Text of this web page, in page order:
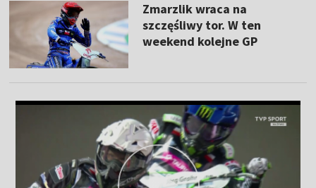
Zmarzlik wraca na
szczęśliwy tor. W ten
weekend kolejne GP